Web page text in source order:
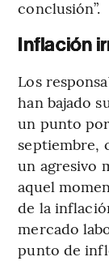
conclusión”.
Inflación
Los
han bajado
un punto
septiembre,
un agresivo
aquel
de la
mercado
punto de